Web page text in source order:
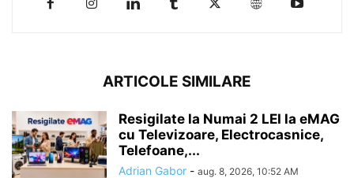
ARTICOLE SIMILARE
Resigilate la Numai 2 LEI la eMAG
cu Televizoare, Electrocasnice,
Telefoane,...
Adrian Gabor - aug. 8, 2026, 10:52 AM